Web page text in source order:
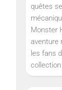
quêtes
Monster
aventure
les fans